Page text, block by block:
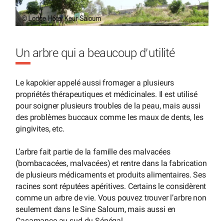
Un arbre qui a beaucoup d’utilité
Le kapokier appelé aussi fromager a plusieurs
propriétés thérapeutiques et médicinales. Il est utilisé
pour soigner plusieurs troubles de la peau, mais aussi
des problèmes buccaux comme les maux de dents, les
gingivites, etc.
L’arbre fait partie de la famille des malvacées
(bombacacées, malvacées) et rentre dans la fabrication
de plusieurs médicaments et produits alimentaires. Ses
racines sont réputées apéritives. Certains le considèrent
comme un arbre de vie. Vous pouvez trouver l’arbre non
seulement dans le Sine Saloum, mais aussi en